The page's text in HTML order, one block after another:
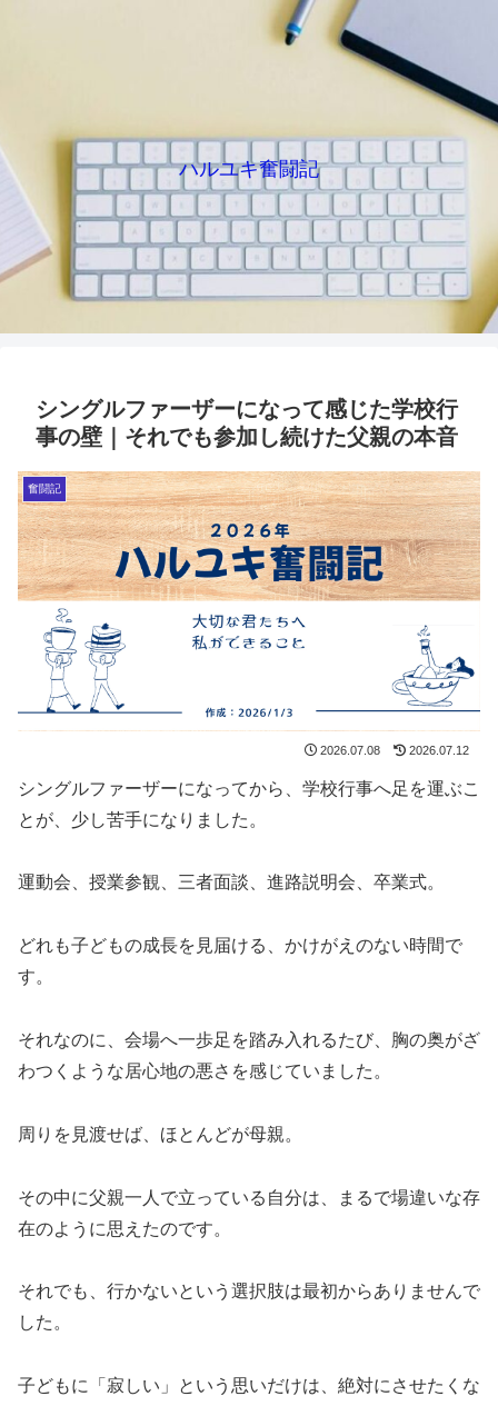
ハルユキ奮闘記
シングルファーザーになって感じた学校行
事の壁｜それでも参加し続けた父親の本音
奮闘記
2026.07.08 2026.07.12
シングルファーザーになってから、学校行事へ足を運ぶこ
とが、少し苦手になりました。
運動会、授業参観、三者面談、進路説明会、卒業式。
どれも子どもの成長を見届ける、かけがえのない時間で
す。
それなのに、会場へ一歩足を踏み入れるたび、胸の奥がざ
わつくような居心地の悪さを感じていました。
周りを見渡せば、ほとんどが母親。
その中に父親一人で立っている自分は、まるで場違いな存
在のように思えたのです。
それでも、行かないという選択肢は最初からありませんで
した。
子どもに「寂しい」という思いだけは、絶対にさせたくな